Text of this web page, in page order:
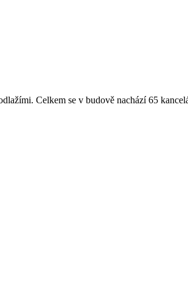
Celkem se v budově nachází 65